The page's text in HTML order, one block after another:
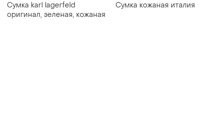
Сумка karl lagerfeld
оригинал, зеленая, кожаная
Сумка кожаная италия